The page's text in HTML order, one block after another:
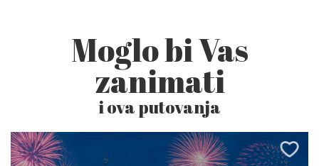
Moglo bi Vas
zanimati
i ova putovanja